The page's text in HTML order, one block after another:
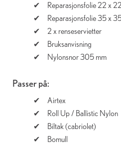
Reparasjonsfolie 22 x
Reparasjonsfolie 35 x
2 x renseservietter
Bruksanvisning
Nylonsnor 305 mm
Passer på:
Airtex
Roll Up / Ballistic Nylon
Biltak (cabriolet)
Bomull